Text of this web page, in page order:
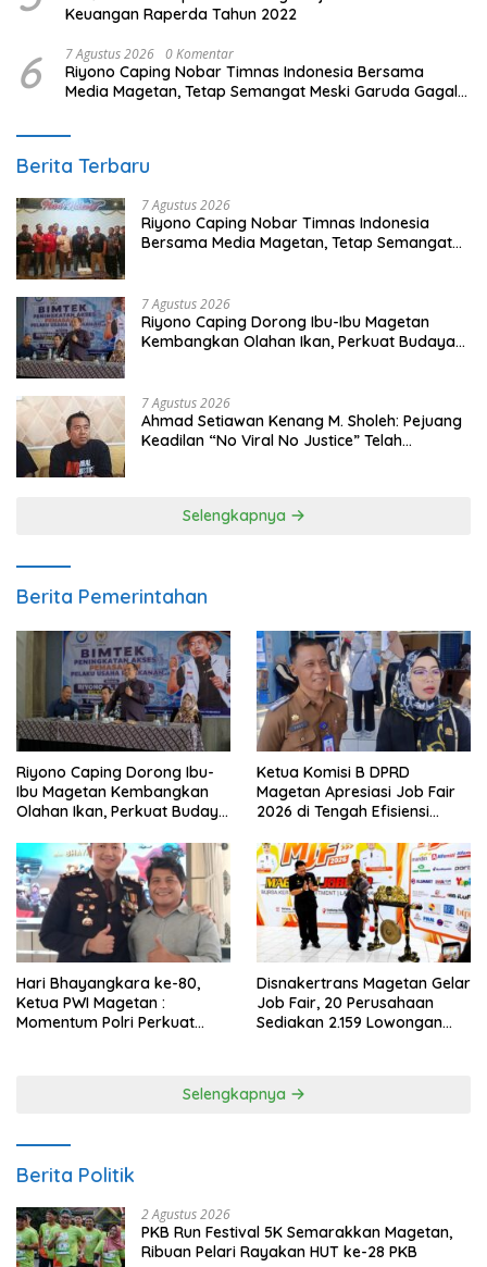
Keuangan Raperda Tahun 2022
6 7 Agustus 2026 0 Komentar
Riyono Caping Nobar Timnas Indonesia Bersama
Media Magetan, Tetap Semangat Meski Garuda Gagal
Berita Terbaru
7 Agustus 2026
Riyono Caping Nobar Timnas Indonesia
Bersama Media Magetan, Tetap Semangat
7 Agustus 2026
Riyono Caping Dorong Ibu-Ibu Magetan
Kembangkan Olahan Ikan, Perkuat Budaya
7 Agustus 2026
Ahmad Setiawan Kenang M. Sholeh: Pejuang
Keadilan “No Viral No Justice” Telah
Selengkapnya
Berita Pemerintahan
Riyono Caping Dorong Ibu-
Ibu Magetan Kembangkan
Olahan Ikan, Perkuat Budaya
Ketua Komisi B DPRD
Magetan Apresiasi Job Fair
2026 di Tengah Efisiensi
Hari Bhayangkara ke-80,
Ketua PWI Magetan :
Momentum Polri Perkuat
Disnakertrans Magetan Gelar
Job Fair, 20 Perusahaan
Sediakan 2.159 Lowongan
Selengkapnya
Berita Politik
2 Agustus 2026
PKB Run Festival 5K Semarakkan Magetan,
Ribuan Pelari Rayakan HUT ke-28 PKB